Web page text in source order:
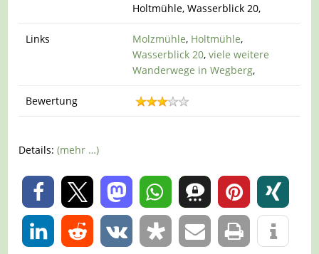
Holtmühle, Wasserblick 20,
Links Molzmühle, Holtmühle,
Wasserblick 20,viele weitere
Wanderwege in Wegberg,
Bewertung
Details:(mehr …)
0
0